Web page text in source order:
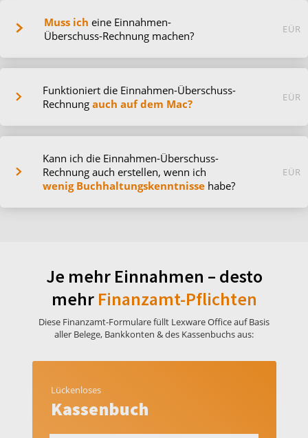
Muss ich eine Einnahmen-
Überschuss-Rechnung machen?
EÜR
Funktioniert die Einnahmen-Überschuss-
Rechnungauch auf dem Mac? EÜR
Kann ich die Einnahmen-Überschuss-
Rechnung auch erstellen, wenn ich
wenig Buchhaltungskenntnisse habe?
EÜR
Je mehr Einnahmen – desto
mehr Finanzamt-Pflichten
Diese Finanzamt-Formulare füllt Lexware Office auf Basis
aller Belege, Bankkonten & des Kassenbuchs aus:
Lückenloses
Kassenbuch